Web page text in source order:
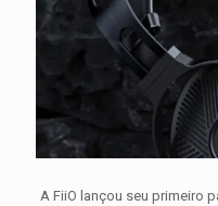
A FiiO lançou seu primeiro